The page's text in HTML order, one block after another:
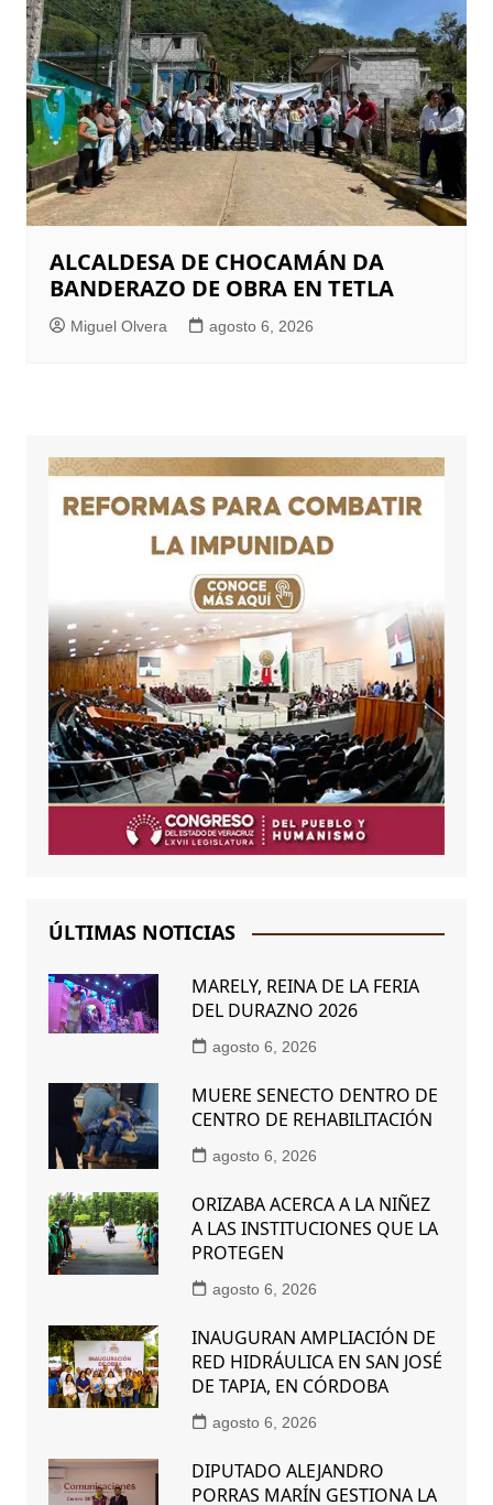
ALCALDESA DE CHOCAMÁN DA
BANDERAZO DE OBRA EN TETLA
Miguel Olvera agosto 6, 2026
ÚLTIMAS NOTICIAS
MARELY, REINA DE LA FERIA
DEL DURAZNO 2026
agosto 6, 2026
MUERE SENECTO DENTRO DE
CENTRO DE REHABILITACIÓN
agosto 6, 2026
ORIZABA ACERCA A LA NIÑEZ
A LAS INSTITUCIONES QUE LA
PROTEGEN
agosto 6, 2026
INAUGURAN AMPLIACIÓN DE
RED HIDRÁULICA EN SAN JOSÉ
DE TAPIA, EN CÓRDOBA
agosto 6, 2026
DIPUTADO ALEJANDRO
PORRAS MARÍN GESTIONA LA